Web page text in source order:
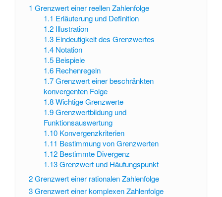
1 Grenzwert einer reellen Zahlenfolge
1.1 Erläuterung und Definition
1.2 Illustration
1.3 Eindeutigkeit des Grenzwertes
1.4 Notation
1.5 Beispiele
1.6 Rechenregeln
1.7 Grenzwert einer beschränkten
konvergenten Folge
1.8 Wichtige Grenzwerte
1.9 Grenzwertbildung und
Funktionsauswertung
1.10 Konvergenzkriterien
1.11 Bestimmung von Grenzwerten
1.12 Bestimmte Divergenz
1.13 Grenzwert und Häufungspunkt
2Grenzwert einer rationalen Zahlenfolge
3Grenzwert einer komplexen Zahlenfolge